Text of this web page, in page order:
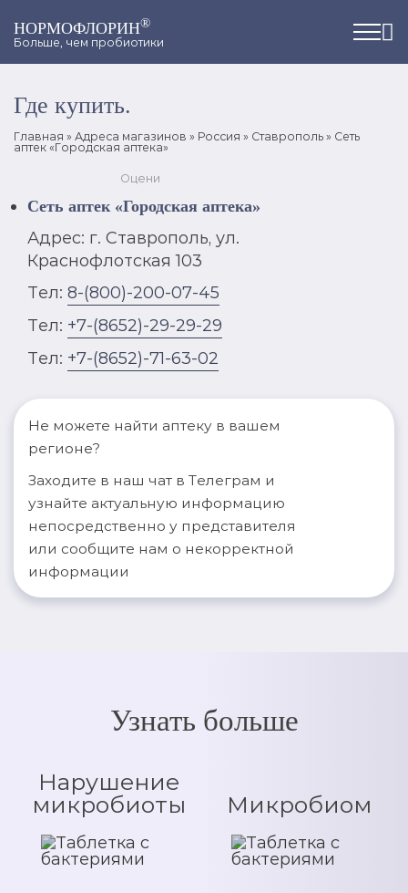
НОРМОФЛОРИН®
Больше, чем пробиотики
Где купить.
Главная » Адреса магазинов » Россия » Ставрополь » Сеть
аптек «Городская аптека»
Оцени
Сеть аптек «Городская аптека»
Адрес: г. Ставрополь, ул.
Краснофлотская 103
Тел: 8-(800)-200-07-45
Тел: +7-(8652)-29-29-29
Тел: +7-(8652)-71-63-02
Не можете найти аптеку в вашем
регионе?
Заходите в наш чат в Телеграм и
узнайте актуальную информацию
непосредственно у представителя
или сообщите нам о некорректной
информации
Узнать больше
Нарушение
микробиоты
Микробиом